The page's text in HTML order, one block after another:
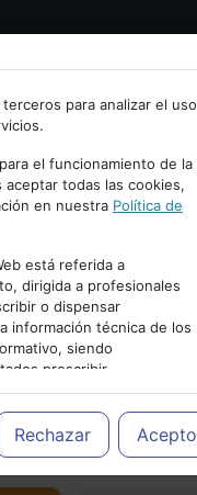
Cancelar
para analizar el uso
el funcionamiento de la
todas las cookies,
en nuestra Política de
está referida a
dirigida a profesionales
o dispensar
información técnica de los
siendo
prescribir
el tratamiento más
Rechazar Acepto